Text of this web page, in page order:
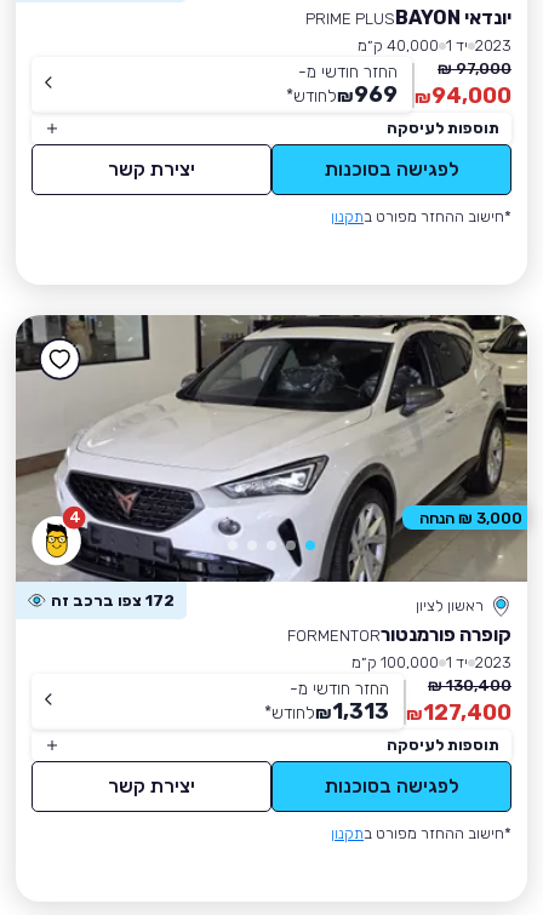
יונדאי BAYON
PRIME PLUS
2023 יד 1
40,000 ק״מ
97,000 ₪
94,000
₪
החזר חודשי מ-
969
₪לחודש*
תוספות לעיסקה
לפגישה בסוכנות יצירת קשר
*חישוב ההחזר מפורט בתקנון
4
ראשון לציון 172 צפו ברכב זה
קופרה פורמנטורFORMENTOR
2023 יד 1
100,000 ק״מ
130,400 ₪
127,400
₪
החזר חודשי מ-
1,313
₪לחודש*
תוספות לעיסקה
לפגישה בסוכנות יצירת קשר
*חישוב ההחזר מפורט בתקנון
3,000 ₪ הנחה